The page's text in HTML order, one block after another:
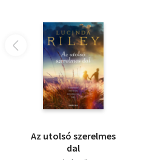
Az utolsó szerelmes
dal